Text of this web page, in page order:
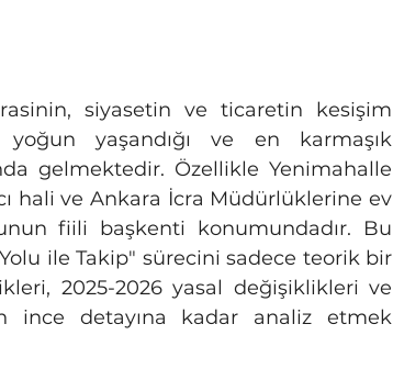
yaşandığı ve en karmaşık
gelmektedir. Özellikle Yenimahalle
hali ve Ankara İcra Müdürlüklerine ev
fiili başkenti konumundadır. Bu
ile Takip" sürecini sadece teorik bir
2025-2026 yasal değişiklikleri ve
ince detayına kadar analiz etmek